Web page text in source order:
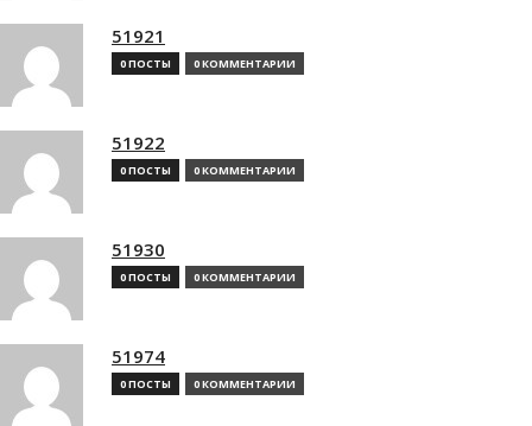
51921
0 ПОСТЫ 0 КОММЕНТАРИИ
51922
0 ПОСТЫ 0 КОММЕНТАРИИ
51930
0 ПОСТЫ 0 КОММЕНТАРИИ
51974
0 ПОСТЫ 0 КОММЕНТАРИИ